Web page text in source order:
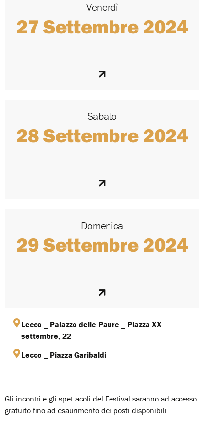
Venerdì
27 Settembre 2024
Sabato
28 Settembre 2024
Domenica
29 Settembre 2024
Lecco _ Palazzo delle Paure _ Piazza XX
settembre, 22
Lecco _ Piazza Garibaldi
Gli incontri e gli spettacoli del Festival saranno ad accesso
gratuito fino ad esaurimento dei posti disponibili.